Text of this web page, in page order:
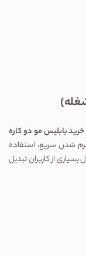
خرید بابلیس مو دو کاره